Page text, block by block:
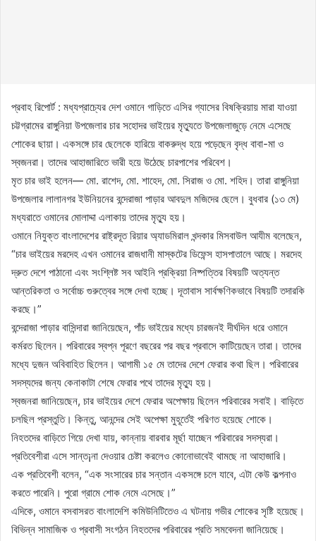
প্রবাহ রিপোর্ট : মধ্যপ্রাচ্যের দেশ ওমানে গাড়িতে এসির গ্যাসের বিষক্রিয়ায় মারা যাওয়া
চট্টগ্রামের রাঙ্গুনিয়া উপজেলার চার সহোদর ভাইয়ের মৃত্যুতে উপজেলাজুড়ে নেমে এসেছে
শোকের ছায়া। একসঙ্গে চার ছেলেকে হারিয়ে বাকরুদ্ধ হয়ে পড়েছেন বৃদ্ধ বাবা-মা ও
স্বজনরা। তাদের আহাজারিতে ভারী হয়ে উঠেছে চারপাশের পরিবেশ।
মৃত চার ভাই হলেন— মো. রাশেদ, মো. শাহেদ, মো. সিরাজ ও মো. শহিদ। তারা রাঙ্গুনিয়া
উপজেলার লালানগর ইউনিয়নের বন্দেরাজা পাড়ার আবদুল মজিদের ছেলে। বুধবার (১৩ মে)
মধ্যরাতে ওমানের মোলাদ্দা এলাকায় তাদের মৃত্যু হয়।
ওমানে নিযুক্ত বাংলাদেশের রাষ্ট্রদূত রিয়ার অ্যাডমিরাল খন্দকার মিসবাউল আযীম বলেছেন,
“চার ভাইয়ের মরদেহ এখন ওমানের রাজধানী মাস্কটের ডিফেন্স হাসপাতালে আছে। মরদেহ
দ্রুত দেশে পাঠানো এবং সংশ্লিষ্ট সব আইনি প্রক্রিয়া নিষ্পত্তির বিষয়টি অত্যন্ত
আন্তরিকতা ও সর্বোচ্চ গুরুত্বের সঙ্গে দেখা হচ্ছে। দূতাবাস সার্বক্ষণিকভাবে বিষয়টি তদারকি
করছে।”
বন্দেরাজা পাড়ার বাসিন্দারা জানিয়েছেন, পাঁচ ভাইয়ের মধ্যে চারজনই দীর্ঘদিন ধরে ওমানে
কর্মরত ছিলেন। পরিবারের স্বপ্ন পূরণে বছরের পর বছর প্রবাসে কাটিয়েছেন তারা। তাদের
মধ্যে দুজন অবিবাহিত ছিলেন। আগামী ১৫ মে তাদের দেশে ফেরার কথা ছিল। পরিবারের
সদস্যদের জন্য কেনাকাটা শেষে ফেরার পথে তাদের মৃত্যু হয়।
স্বজনরা জানিয়েছেন, চার ভাইয়ের দেশে ফেরার অপেক্ষায় ছিলেন পরিবারের সবাই। বাড়িতে
চলছিল প্রস্তুতি। কিন্তু, আনন্দের সেই অপেক্ষা মুহূর্তেই পরিণত হয়েছে শোকে।
নিহতদের বাড়িতে গিয়ে দেখা যায়, কান্নায় বারবার মূর্ছা যাচ্ছেন পরিবারের সদস্যরা।
প্রতিবেশীরা এসে সান্ত¡না দেওয়ার চেষ্টা করলেও কোনোভাবেই থামছে না আহাজারি।
এক প্রতিবেশী বলেন, “এক সংসারের চার সন্তান একসঙ্গে চলে যাবে, এটা কেউ কল্পনাও
করতে পারেনি। পুরো গ্রামে শোক নেমে এসেছে।”
এদিকে, ওমানে বসবাসরত বাংলাদেশি কমিউনিটিতেও এ ঘটনায় গভীর শোকের সৃষ্টি হয়েছে।
বিভিন্ন সামাজিক ও প্রবাসী সংগঠন নিহতদের পরিবারের প্রতি সমবেদনা জানিয়েছে।